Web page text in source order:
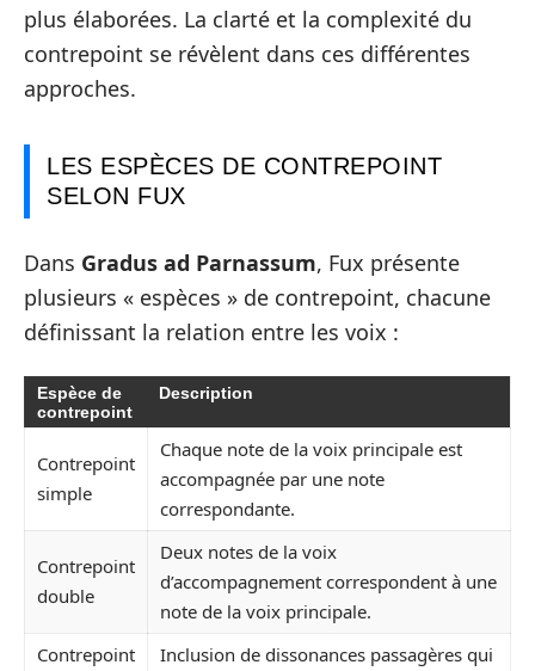
plus élaborées. La clarté et la complexité du
contrepoint se révèlent dans ces différentes
approches.
LES ESPÈCES DE CONTREPOINT
SELON FUX
Dans Gradus ad Parnassum, Fux présente
plusieurs « espèces » de contrepoint, chacune
définissant la relation entre les voix :
Espèce de
contrepoint
Description
Contrepoint
simple
Chaque note de la voix principale est
accompagnée par une note
correspondante.
Contrepoint
double
Deux notes de la voix
d’accompagnement correspondent à une
note de la voix principale.
Contrepoint
Inclusion de dissonances passagères qui